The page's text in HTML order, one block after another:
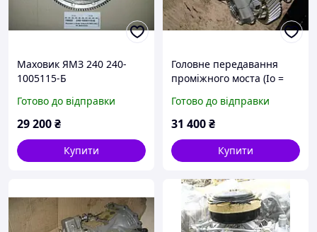
Маховик ЯМЗ 240 240-
1005115-Б
Готово до відправки
29 200₴
Купити
Головне передавання
проміжного моста (Іо =
Готово до відправки
31 400₴
Купити